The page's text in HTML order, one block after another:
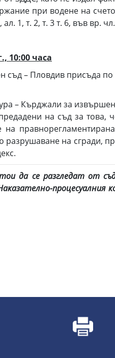
при водене на
1, т. 2, т. 3 т. 6, във вр.
10:00 часа
съд – Пловдив присъда
– Кърджали за
на съд за това,
на сгради,
да се разгледат от